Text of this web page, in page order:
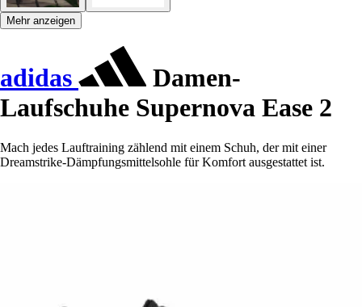
Mehr anzeigen
adidas
Damen-
Laufschuhe Supernova Ease 2
Mach jedes Lauftraining zählend mit einem Schuh, der mit einer
Dreamstrike-Dämpfungsmittelsohle für Komfort ausgestattet ist.